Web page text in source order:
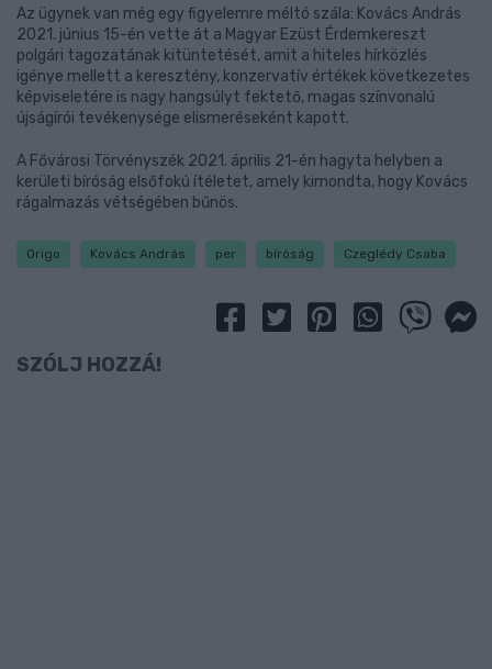
Az ügynek van még egy figyelemre méltó szála: Kovács András
2021. június 15-én vette át a Magyar Ezüst Érdemkereszt
polgári tagozatának kitüntetését, amit a hiteles hírközlés
igénye mellett a keresztény, konzervatív értékek következetes
képviseletére is nagy hangsúlyt fektető, magas színvonalú
újságírói tevékenysége elismeréseként kapott.
A Fővárosi Törvényszék 2021. április 21-én hagyta helyben a
kerületi bíróság elsőfokú ítéletet, amely kimondta, hogy Kovács
rágalmazás vétségében bűnös.
Origo Kovács András per bíróság Czeglédy Csaba
SZÓLJ HOZZÁ!